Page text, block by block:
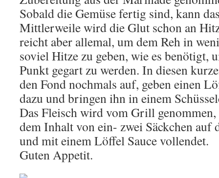
Sobald die Gemüse fertig sind, kann
Mittlerweile wird die Glut schon an
reicht aber allemal, um dem Reh in
soviel Hitze zu geben, wie es benötigt,
Punkt gegart zu werden. In diesen
den Fond nochmals auf, geben einen
dazu und bringen ihn in einem
Das Fleisch wird vom Grill
dem Inhalt von ein- zwei Säckchen auf
und mit einem Löffel Sauce vollendet.
Guten Appetit.